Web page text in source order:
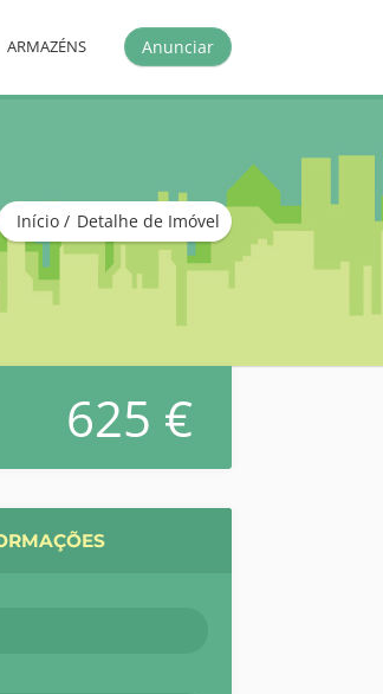
Anunciar
ARMAZÉNS
Início Detalhe de Imóvel
625 €